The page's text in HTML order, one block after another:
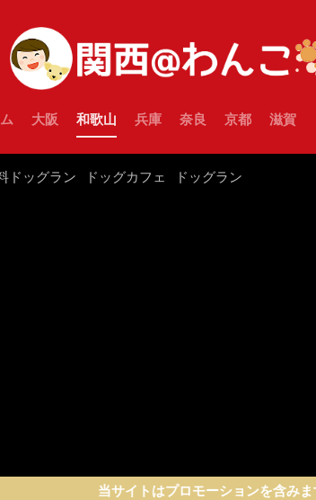
大阪 和歌山 兵庫 奈良 京都 滋賀
ドッグラン ドッグカフェ ドッグラン
当サイトはプロモーションを含みます